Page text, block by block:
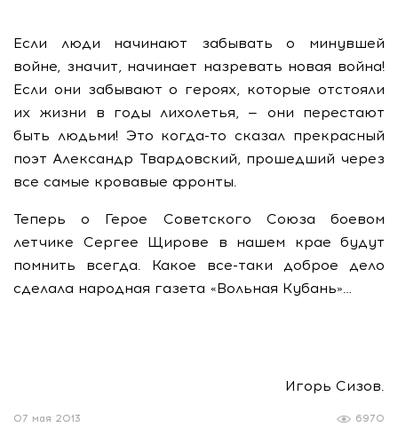
Если люди начинают забывать о минувшей
войне, значит, начинает назревать новая война!
Если они забывают о героях, которые отстояли
их жизни в годы лихолетья, — они перестают
быть людьми! Это когда-то сказал прекрасный
поэт Александр Твардовский, прошедший через
все самые кровавые фронты.
Теперь о Герое Советского Союза боевом
летчике Сергее Щирове в нашем крае будут
помнить всегда. Какое все-таки доброе дело
сделала народная газета «Вольная Кубань»…
Игорь Сизов.
6970
07 мая 2013